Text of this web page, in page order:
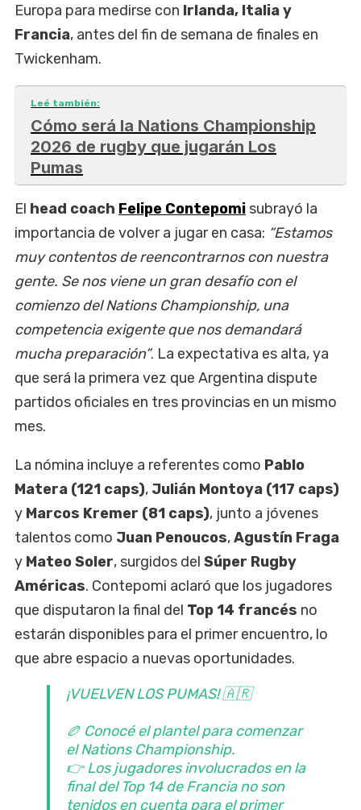
Europa para medirse con Irlanda, Italia y
Francia, antes del fin de semana de finales en
Twickenham.
Leé también:
Cómo será la Nations Championship
2026 de rugby que jugarán Los
Pumas
El head coach Felipe Contepomi subrayó la
importancia de volver a jugar en casa: “Estamos
muy contentos de reencontrarnos con nuestra
gente. Se nos viene un gran desafío con el
comienzo del Nations Championship, una
competencia exigente que nos demandará
mucha preparación”. La expectativa es alta, ya
que será la primera vez que Argentina dispute
partidos oficiales en tres provincias en un mismo
mes.
La nómina incluye a referentes como Pablo
Matera (121 caps), Julián Montoya (117 caps)
y Marcos Kremer (81 caps), junto a jóvenes
talentos como Juan Penoucos,Agustín Fraga
y Mateo Soler, surgidos del Súper Rugby
Américas. Contepomi aclaró que los jugadores
que disputaron la final del Top 14 francés no
estarán disponibles para el primer encuentro, lo
que abre espacio a nuevas oportunidades.
¡VUELVEN LOS PUMAS! 🇦🇷
🏉 Conocé el plantel para comenzar
el Nations Championship.
👉 Los jugadores involucrados en la
final del Top 14 de Francia no son
tenidos en cuenta para el primer